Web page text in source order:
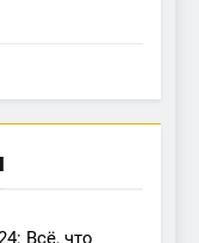
Всё, что